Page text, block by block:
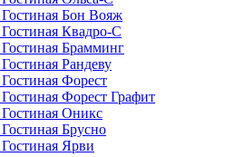
Гостиная Бон Вояж
Гостиная Квадро-С
Гостиная Брамминг
Гостиная Рандеву
Гостиная Форест
Гостиная Форест Графит
Гостиная Оникс
Гостиная Брусно
Гостиная Ярви